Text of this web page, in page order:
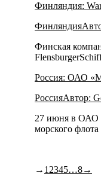
Финляндия:
Финляндия
Финская
Россия: ОАО
РоссияАвтор:
27 июня в ОАО
морского
→ 1 2345…8→